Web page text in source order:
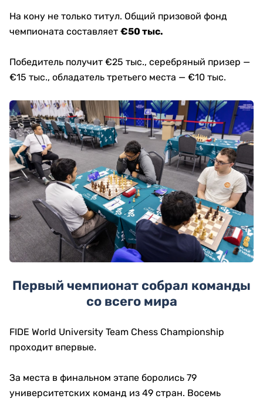
На кону не только титул. Общий призовой фонд
чемпионата составляет €50 тыс.
Победитель получит €25 тыс., серебряный призер —
€15 тыс., обладатель третьего места — €10 тыс.
Первый чемпионат собрал команды
со всего мира
FIDE World University Team Chess Championship
проходит впервые.
За места в финальном этапе боролись 79
университетских команд из 49 стран. Восемь